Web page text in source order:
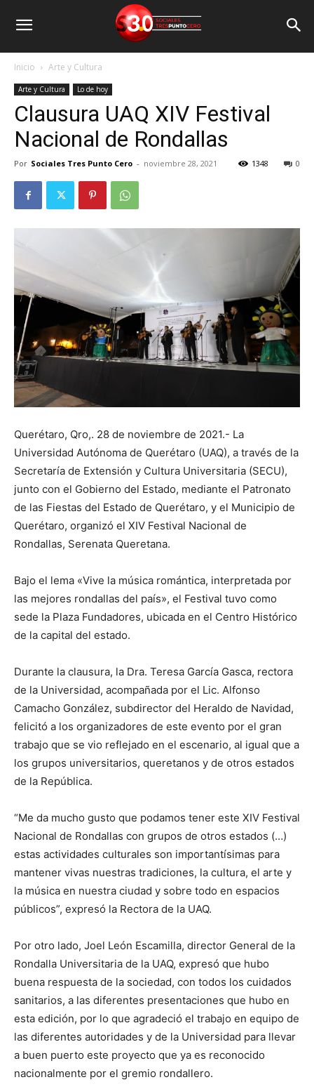
Inicio Arte y Cultura
Arte y Cultura Lo de hoy
Clausura UAQ XIV Festival
Nacional de Rondallas
Por Sociales Tres Punto Cero - noviembre 28, 2021 0
1348
Querétaro, Qro,. 28 de noviembre de 2021.- La
Universidad Autónoma de Querétaro (UAQ), a través de la
Secretaría de Extensión y Cultura Universitaria (SECU),
junto con el Gobierno del Estado, mediante el Patronato
de las Fiestas del Estado de Querétaro, y el Municipio de
Querétaro, organizó el XIV Festival Nacional de
Rondallas, Serenata Queretana.
Bajo el lema «Vive la música romántica, interpretada por
las mejores rondallas del país», el Festival tuvo como
sede la Plaza Fundadores, ubicada en el Centro Histórico
de la capital del estado.
Durante la clausura, la Dra. Teresa García Gasca, rectora
de la Universidad, acompañada por el Lic. Alfonso
Camacho González, subdirector del Heraldo de Navidad,
felicitó a los organizadores de este evento por el gran
trabajo que se vio reflejado en el escenario, al igual que a
los grupos universitarios, queretanos y de otros estados
de la República.
“Me da mucho gusto que podamos tener este XIV Festival
Nacional de Rondallas con grupos de otros estados (…)
estas actividades culturales son importantísimas para
mantener vivas nuestras tradiciones, la cultura, el arte y
la música en nuestra ciudad y sobre todo en espacios
públicos”, expresó la Rectora de la UAQ.
Por otro lado, Joel León Escamilla, director General de la
Rondalla Universitaria de la UAQ, expresó que hubo
buena respuesta de la sociedad, con todos los cuidados
sanitarios, a las diferentes presentaciones que hubo en
esta edición, por lo que agradeció el trabajo en equipo de
las diferentes autoridades y de la Universidad para llevar
a buen puerto este proyecto que ya es reconocido
nacionalmente por el gremio rondallero.